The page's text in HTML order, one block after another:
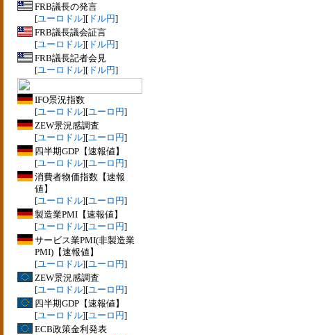
FRB議長の発言
[ユーロドル][ ドル円]
FRB議長議会証言
[ユーロドル][ ドル円]
FRB議長記者会見
[ユーロドル][ ドル円]
IFO景況指数
[ユーロドル][ユーロ円]
ZEW景況感調査
[ユーロドル][ユーロ円]
四半期GDP【速報値】
[ユーロドル][ユーロ円]
消費者物価指数【速報
値】
[ユーロドル][ユーロ円]
製造業PMI【速報値】
[ユーロドル][ユーロ円]
サービス業PMI(非製造業
PMI)【速報値】
[ユーロドル][ユーロ円]
ZEW景況感調査
[ユーロドル][ユーロ円]
四半期GDP【速報値】
[ユーロドル][ユーロ円]
ECB政策金利発表